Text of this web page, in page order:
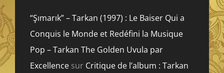
“Şımarık” – Tarkan (1997) : Le Baiser Qui a
Conquis le Monde et Redéfini la Musique
Pop – Tarkan The Golden Uvula par
Excellence sur Critique de l’album : Tarkan